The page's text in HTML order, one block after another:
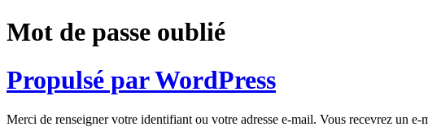
Mot de passe oublié
Propulsé par WordPress
Merci de renseigner votre identifiant ou votre adresse e-mail. Vous recevrez un